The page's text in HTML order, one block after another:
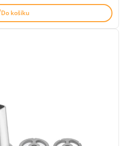
Do košíku